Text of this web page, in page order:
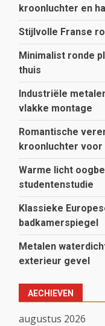
kroonluchter en
Stijlvolle Franse
Minimalist ronde
thuis
Industriële
vlakke montage
Romantische
kroonluchter voor
Warme licht
studentenstudie
Klassieke
badkamerspiegel
Metalen
exterieur gevel
AECHIEVEN
augustus 2026